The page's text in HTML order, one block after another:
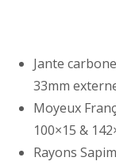
Jante
33mm
Moyeux
100×15 &
Rayons